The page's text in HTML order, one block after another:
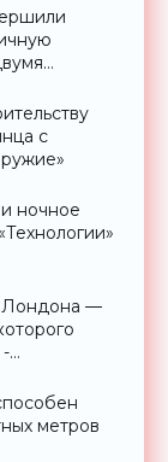
с
ночное
Лондона —
-
метров